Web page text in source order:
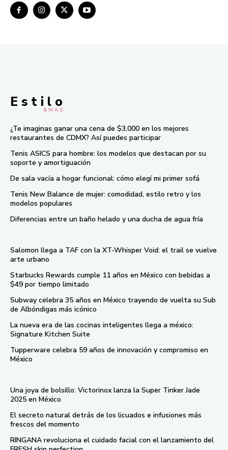
E s t i l o
& M À S
¿Te imaginas ganar una cena de $3,000 en los mejores
restaurantes de CDMX? Así puedes participar
Tenis ASICS para hombre: los modelos que destacan por su
soporte y amortiguación
De sala vacía a hogar funcional: cómo elegí mi primer sofá
Tenis New Balance de mujer: comodidad, estilo retro y los
modelos populares
Diferencias entre un baño helado y una ducha de agua fría
Salomon llega a TAF con la XT-Whisper Void: el trail se vuelve
arte urbano
Starbucks Rewards cumple 11 años en México con bebidas a
$49 por tiempo limitado
Subway celebra 35 años en México trayendo de vuelta su Sub
de Albóndigas más icónico
La nueva era de las cocinas inteligentes llega a méxico:
Signature Kitchen Suite
Tupperware celebra 59 años de innovación y compromiso en
México
Una joya de bolsillo: Victorinox lanza la Super Tinker Jade
2025 en México
El secreto natural detrás de los licuados e infusiones más
frescos del momento
RINGANA revoluciona el cuidado facial con el lanzamiento del